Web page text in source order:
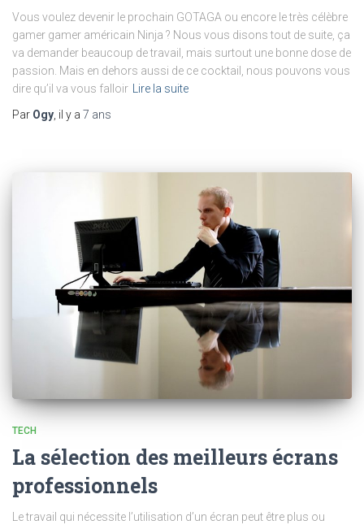
Vous voulez devenir le prochain GOTAGA ou encore le très célèbre
gamer gamer américain Ninja ? Nous vous disons tout de suite, ça
va demander beaucoup de travail, mais surtout une bonne dose de
passion. Mais en dehors aussi de ce cocktail, nous pouvons vous
dire qu’il va vous falloir
Lire la suite
Par Ogy , il y a 7 ans
TECH
La sélection des meilleurs écrans
professionnels
Le travail qui nécessite l’utilisation d’un écran peut être plus ou